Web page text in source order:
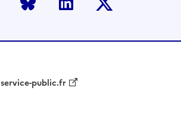
Bluesky LinkedInTwitter
service-public.fr